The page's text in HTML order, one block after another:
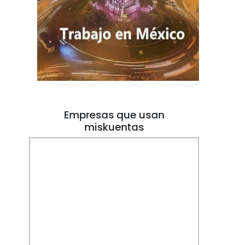
Empresas que usan
miskuentas